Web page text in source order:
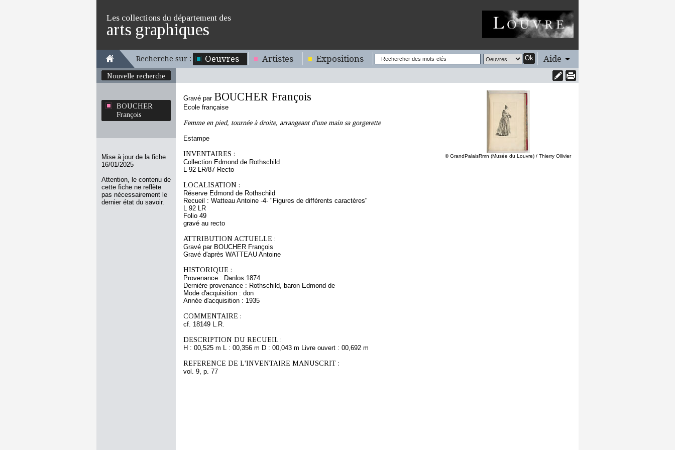
Les collections du département des
arts graphiques
Recherche sur : Oeuvres Artistes Expositions Ok Aide
Nouvelle recherche
BOUCHER
François
Mise à jour de la fiche
16/01/2025
Attention, le contenu de
cette fiche ne reflète
pas nécessairement le
dernier état du savoir.
© GrandPalaisRmn (Musée du Louvre) / Thierry Ollivier
Gravé par BOUCHER François
Ecole française
Femme en pied, tournée à droite, arrangeant d'une main sa gorgerette
Estampe
INVENTAIRES :
Collection Edmond de Rothschild
L 92 LR/87 Recto
LOCALISATION :
Réserve Edmond de Rothschild
Recueil : Watteau Antoine -4- "Figures de différents caractères"
L 92 LR
Folio 49
gravé au recto
ATTRIBUTION ACTUELLE :
Gravé par BOUCHER François
Gravé d'après WATTEAU Antoine
HISTORIQUE :
Provenance : Danlos 1874
Dernière provenance : Rothschild, baron Edmond de
Mode d'acquisition : don
Année d'acquisition : 1935
COMMENTAIRE :
cf. 18149 L.R.
DESCRIPTION DU RECUEIL :
H : 00,525 m L : 00,356 m D : 00,043 m Livre ouvert : 00,692 m
REFERENCE DE L'INVENTAIRE MANUSCRIT :
vol. 9, p. 77